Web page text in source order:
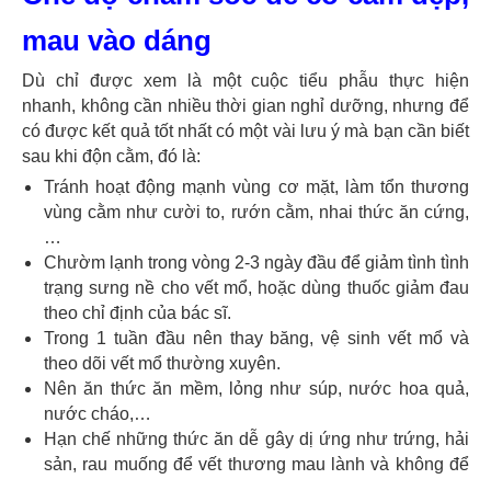
mau vào dáng
Dù chỉ được xem là một cuộc tiểu phẫu thực hiện
nhanh, không cần nhiều thời gian nghỉ dưỡng, nhưng để
có được kết quả tốt nhất có một vài lưu ý mà bạn cần biết
sau khi độn cằm, đó là:
Tránh hoạt động mạnh vùng cơ mặt, làm tổn thương
vùng cằm như cười to, rướn cằm, nhai thức ăn cứng,
…
Chườm lạnh trong vòng 2-3 ngày đầu để giảm tình tình
trạng sưng nề cho vết mổ, hoặc dùng thuốc giảm đau
theo chỉ định của bác sĩ.
Trong 1 tuần đầu nên thay băng, vệ sinh vết mổ và
theo dõi vết mổ thường xuyên.
Nên ăn thức ăn mềm, lỏng như súp, nước hoa quả,
nước cháo,…
Hạn chế những thức ăn dễ gây dị ứng như trứng, hải
sản, rau muống để vết thương mau lành và không để